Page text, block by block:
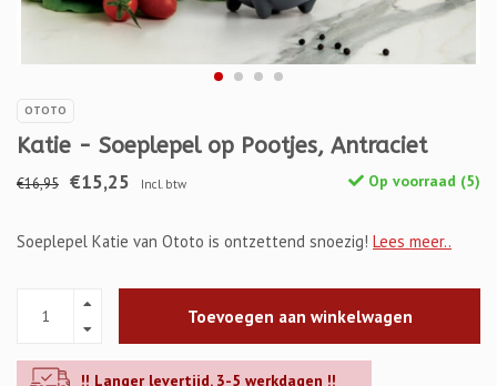
OTOTO
Katie - Soeplepel op Pootjes, Antraciet
€16,95 €15,25 Incl. btw Op voorraad (5)
Soeplepel Katie van Ototo is ontzettend snoezig! Lees meer..
Toevoegen aan winkelwagen
!! Langer levertijd. 3-5 werkdagen !!